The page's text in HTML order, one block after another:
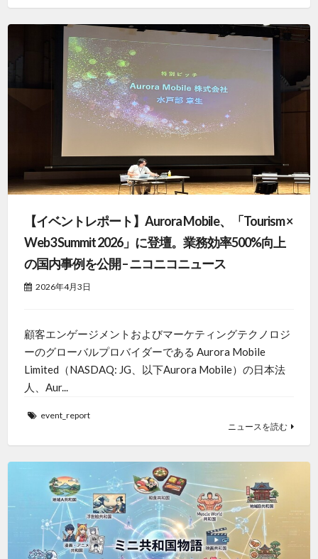
【イベントレポート】Aurora Mobile、「Tourism ×
Web3 Summit 2026」に登壇。業務効率500%向上
の国内事例を公開 – ニコニコニュース
2026年4月3日
顧客エンゲージメントおよびマーケティングテクノロジ
ーのグローバルプロバイダーである Aurora Mobile
Limited（NASDAQ: JG、以下Aurora Mobile）の日本法
人、Aur...
event_report
ニュースを読む